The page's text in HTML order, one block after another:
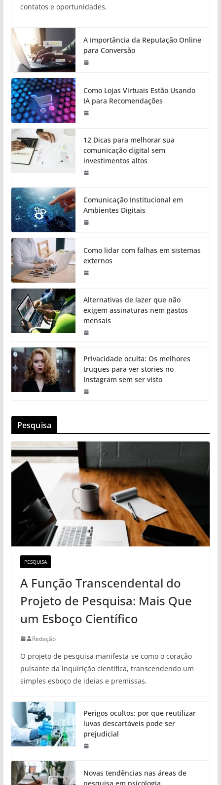
contatos e oportunidades.
A Importância da Reputação Online
para Conversão
Como Lojas Virtuais Estão Usando
IA para Recomendações
12 Dicas para melhorar sua
comunicação digital sem
investimentos altos
Comunicação Institucional em
Ambientes Digitais
Como lidar com falhas em sistemas
externos
Alternativas de lazer que não
exigem assinaturas nem gastos
mensais
Privacidade oculta: Os melhores
truques para ver stories no
Instagram sem ser visto
Pesquisa
PESQUISA
A Função Transcendental do
Projeto de Pesquisa: Mais Que
um Esboço Científico
Redação
O projeto de pesquisa manifesta-se como o coração
pulsante da inquirição científica, transcendendo um
simples esboço de ideias e premissas.
Perigos ocultos: por que reutilizar
luvas descartáveis pode ser
prejudicial
Novas tendências nas áreas de